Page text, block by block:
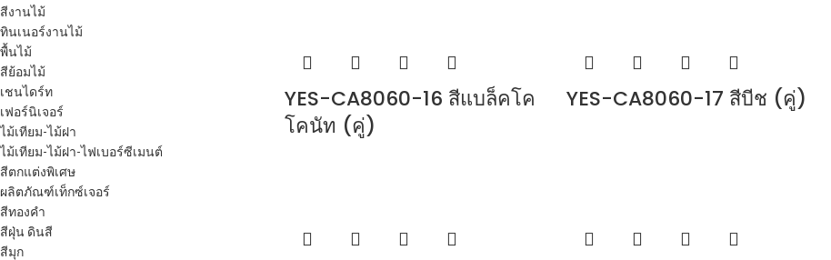
สีงานไม้
ทินเนอร์งานไม้
พื้นไม้
สีย้อมไม้
เชนไดร์ท
เฟอร์นิเจอร์
ไม้เทียม-ไม้ฝา
ไม้เทียม-ไม้ฝา-ไฟเบอร์ซีเมนต์
สีตกแต่งพิเศษ
ผลิตภัณฑ์เท็กซ์เจอร์
สีทองคำ
สีฝุ่น ดินสี
สีมุก
YES-CA8060-16 สีแบล็คโค
โคนัท (คู่)
YES-CA8060-17 สีบีช (คู่)